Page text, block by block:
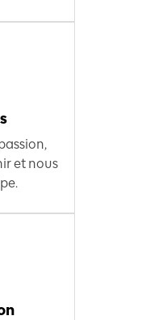
et nous